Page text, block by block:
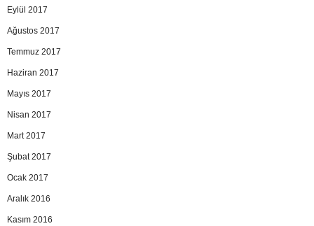
Eylül 2017
Ağustos 2017
Temmuz 2017
Haziran 2017
Mayıs 2017
Nisan 2017
Mart 2017
Şubat 2017
Ocak 2017
Aralık 2016
Kasım 2016